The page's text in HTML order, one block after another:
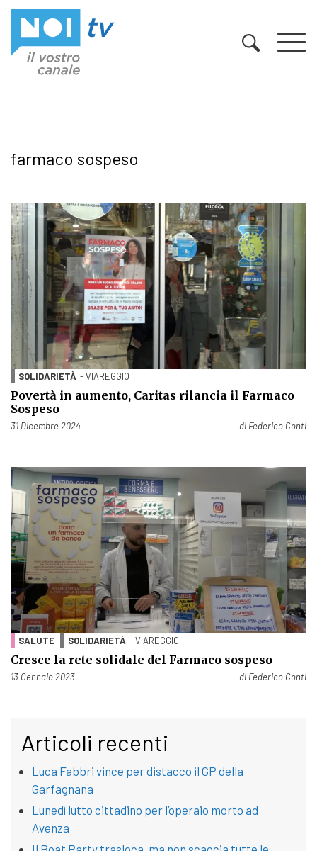
farmaco sospeso
SOLIDARIETÀ - VIAREGGIO
Povertà in aumento, Caritas rilancia il Farmaco
Sospeso
Pubblicato il
31 Dicembre 2024 di Federico Conti
SALUTE SOLIDARIETÀ - VIAREGGIO
Cresce la rete solidale del Farmaco sospeso
Pubblicato il
13 Gennaio 2023 di Federico Conti
Articoli recenti
Luca Fabbri vince per distacco il GP della
Garfagnana
Lunedì lutto cittadino per l’operaio morto ad
Avenza